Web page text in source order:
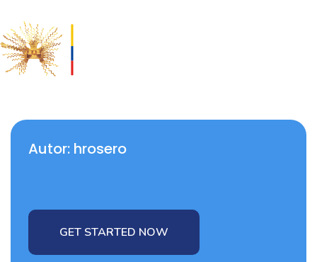
Autor: hrosero
GET STARTED NOW
GET STARTED NOW